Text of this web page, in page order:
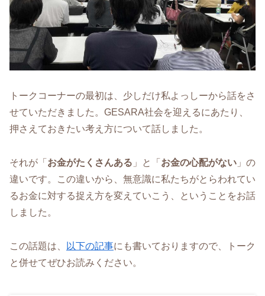
トークコーナーの最初は、少しだけ私よっしーから話をさ
せていただきました。GESARA社会を迎えるにあたり、
押さえておきたい考え方について話しました。
それが「 お金がたくさんある 」と「 お金の心配がない 」の
違いです。この違いから、無意識に私たちがとらわれてい
るお金に対する捉え方を変えていこう、ということをお話
しました。
この話題は、 以下の記事にも書いておりますので、トーク
と併せてぜひお読みください。